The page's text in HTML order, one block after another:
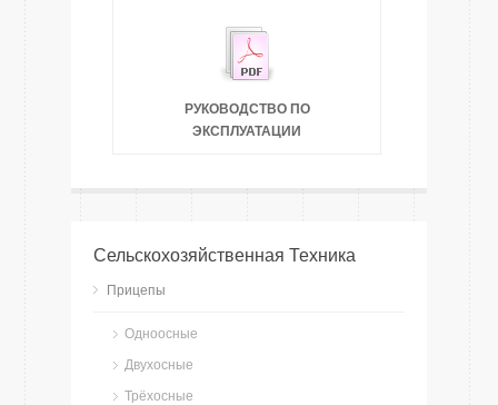
РУКОВОДСТВО ПО
ЭКСПЛУАТАЦИИ
Сельскохозяйственная Техника
Прицепы
Одноосные
Двухосные
Трёхосные